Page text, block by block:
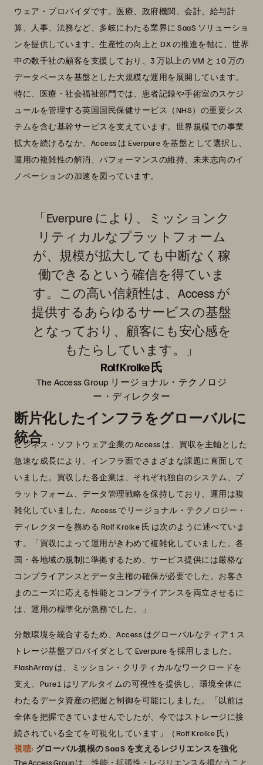
ウェア・プロバイダです。医療、政府機関、会計、給与計
算、人事、法務など、多岐にわたる業界に SaaS ソリューショ
ンを提供しています。生産性の向上と DX の推進を軸に、世界
中の数千社の顧客を支援しており、3 万以上の VM と 10 万の
データベースを基盤とした大規模な運用を展開しています。
特に、医療・社会福祉部門では、患者記録や手術室のスケジ
ュールを管理する英国国民保健サービス（NHS）の重要シス
テムを含む基幹サービスを支えています。世界規模での事業
拡大を続けるなか、Access は Everpure を基盤として選択し、
運用の複雑性の解消、パフォーマンスの維持、未来志向のイ
ノベーションの加速を図っています。
「Everpure により、ミッションク
リティカルなプラットフォーム
が、規模が拡大しても中断なく稼
働できるという確信を得ていま
す。この高い信頼性は、Access が
提供するあらゆるサービスの基盤
となっており、顧客にも安心感を
もたらしています。」
Rolf Krolke 氏
The Access Group リージョナル・テクノロジ
ー・ディレクター
断片化したインフラをグローバルに
統合
ビジネス・ソフトウェア企業の Access は、買収を主軸とした
急速な成長により、インフラ面でさまざまな課題に直面して
いました。買収した各企業は、それぞれ独自のシステム、プ
ラットフォーム、データ管理戦略を保持しており、運用は複
雑化していました。Access でリージョナル・テクノロジー・
ディレクターを務める Rolf Krolke 氏 は次のように述べていま
す。「買収によって運用がきわめて複雑化していました。各
国・各地域の規制に準拠するため、サービス提供には厳格な
コンプライアンスとデータ主権の確保が必要でした。お客さ
まのニーズに応える性能とコンプライアンスを両立させるに
は、運用の標準化が急務でした。」
分散環境を統合するため、Access はグローバルなティア 1 ス
トレージ基盤プロバイダとして Everpure を採用しました。
FlashArray は、ミッション・クリティカルなワークロードを
支え、Pure1 はリアルタイムの可視性を提供し、環境全体に
わたるデータ資産の把握と制御を可能にしました。「以前は
全体を把握できていませんでしたが、今ではストレージに接
続されている全てを可視化しています」（Rolf Krolke 氏）
視聴: グローバル規模の SaaS を支えるレジリエンスを強化
The Access Group は、性能・拡張性・レジリエンスを損なうこと